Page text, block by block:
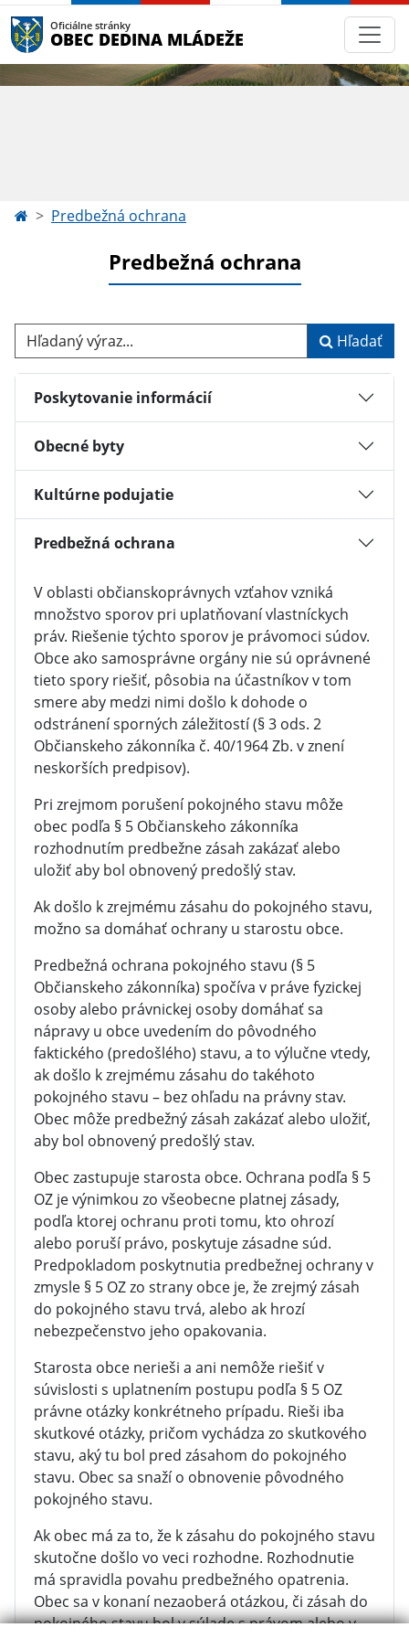
Oficiálne stránky
OBEC DEDINA MLÁDEŽE
Predbežná ochrana
Predbežná ochrana
Hľadaný výraz... Hľadať
Poskytovanie informácií
Obecné byty
Kultúrne podujatie
Predbežná ochrana
V oblasti občianskoprávnych vzťahov vzniká
množstvo sporov pri uplatňovaní vlastníckych
práv. Riešenie týchto sporov je právomoci súdov.
Obce ako samosprávne orgány nie sú oprávnené
tieto spory riešiť, pôsobia na účastníkov v tom
smere aby medzi nimi došlo k dohode o
odstránení sporných záležitostí (§ 3 ods. 2
Občianskeho zákonníka č. 40/1964 Zb. v znení
neskorších predpisov).
Pri zrejmom porušení pokojného stavu môže
obec podľa § 5 Občianskeho zákonníka
rozhodnutím predbežne zásah zakázať alebo
uložiť aby bol obnovený predošlý stav.
Ak došlo k zrejmému zásahu do pokojného stavu,
možno sa domáhať ochrany u starostu obce.
Predbežná ochrana pokojného stavu (§ 5
Občianskeho zákonníka) spočíva v práve fyzickej
osoby alebo právnickej osoby domáhať sa
nápravy u obce uvedením do pôvodného
faktického (predošlého) stavu, a to výlučne vtedy,
ak došlo k zrejmému zásahu do takéhoto
pokojného stavu – bez ohľadu na právny stav.
Obec môže predbežný zásah zakázať alebo uložiť,
aby bol obnovený predošlý stav.
Obec zastupuje starosta obce. Ochrana podľa § 5
OZ je výnimkou zo všeobecne platnej zásady,
podľa ktorej ochranu proti tomu, kto ohrozí
alebo poruší právo, poskytuje zásadne súd.
Predpokladom poskytnutia predbežnej ochrany v
zmysle § 5 OZ zo strany obce je, že zrejmý zásah
do pokojného stavu trvá, alebo ak hrozí
nebezpečenstvo jeho opakovania.
Starosta obce nerieši a ani nemôže riešiť v
súvislosti s uplatnením postupu podľa § 5 OZ
právne otázky konkrétneho prípadu. Rieši iba
skutkové otázky, pričom vychádza zo skutkového
stavu, aký tu bol pred zásahom do pokojného
stavu. Obec sa snaží o obnovenie pôvodného
pokojného stavu.
Ak obec má za to, že k zásahu do pokojného stavu
skutočne došlo vo veci rozhodne. Rozhodnutie
má spravidla povahu predbežného opatrenia.
Obec sa v konaní nezaoberá otázkou, či zásah do
pokojného stavu bol v súlade s právom alebo v